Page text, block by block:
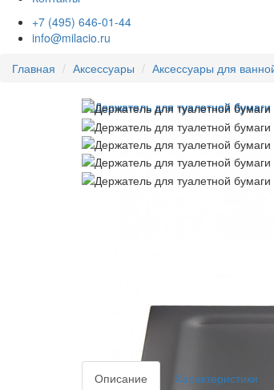
+7 (495) 646-01-44
info@milacio.ru
Главная
Аксессуары Аксессуары для
Описание
Характеристики